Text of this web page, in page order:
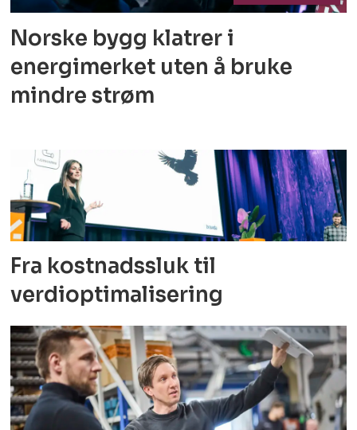
Norske bygg klatrer i
energimerket uten å bruke
mindre strøm
Fra kostnadssluk til
verdioptimalisering